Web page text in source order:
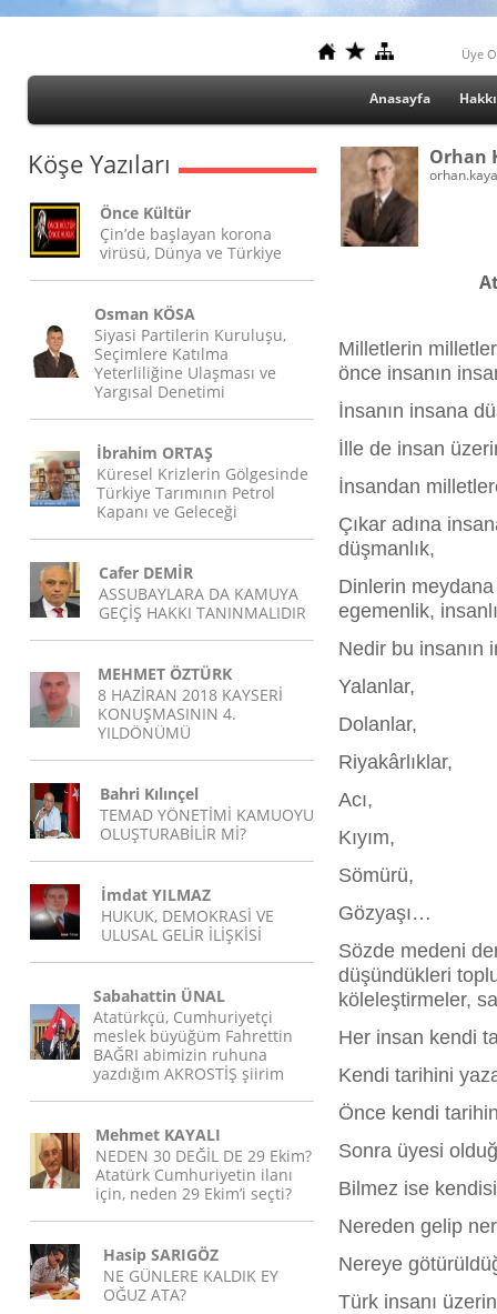
Üye
Anasayfa
Köşe Yazıları
Önce Kültür
Çin’de başlayan korona
virüsü, Dünya ve Türkiye
Osman KÖSA
Siyasi Partilerin Kuruluşu,
Seçimlere Katılma
Yeterliliğine Ulaşması ve
Yargısal Denetimi
İbrahim ORTAŞ
Küresel Krizlerin Gölgesinde
Türkiye Tarımının Petrol
Kapanı ve Geleceği
Cafer DEMİR
ASSUBAYLARA DA KAMUYA
GEÇİŞ HAKKI TANINMALIDIR
MEHMET ÖZTÜRK
8 HAZİRAN 2018 KAYSERİ
KONUŞMASININ 4.
YILDÖNÜMÜ
Bahri Kılınçel
TEMAD YÖNETİMİ KAMUOYU
OLUŞTURABİLİR Mİ?
İmdat YILMAZ
HUKUK, DEMOKRASİ VE
ULUSAL GELİR İLİŞKİSİ
Sabahattin ÜNAL
Atatürkçü, Cumhuriyetçi
meslek büyüğüm Fahrettin
BAĞRI abimizin ruhuna
yazdığım AKROSTİŞ şiirim
Mehmet KAYALI
NEDEN 30 DEĞİL DE 29 Ekim?
Atatürk Cumhuriyetin ilanı
için, neden 29 Ekim’i seçti?
Hasip SARIGÖZ
NE GÜNLERE KALDIK EY
OĞUZ ATA?
Orhan
Milletlerin
önce insanın
İnsanın insana
İlle de insan
İnsandan
Çıkar adına
düşmanlık,
Dinlerin
egemenlik,
Nedir bu insanın
Yalanlar,
Dolanlar,
Riyakârlıklar,
Acı,
Kıyım,
Sömürü,
Gözyaşı…
Sözde medeni
düşündükleri
köleleştirmeler,
Her insan kendi
Kendi tarihini
Önce kendi
Sonra üyesi
Bilmez ise
Nereden gelip
Nereye
Türk insanı